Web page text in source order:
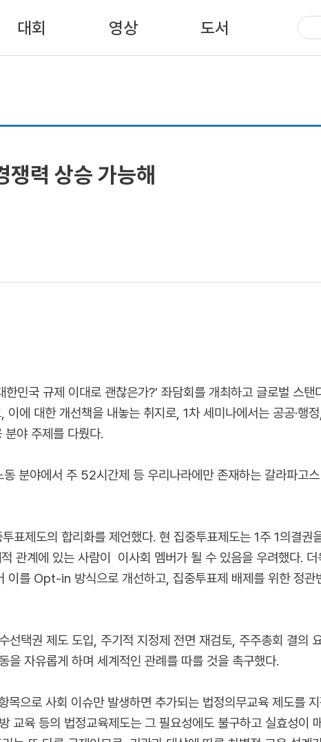
대회 영상 도서
쟁력 상승 가능해
민국 규제 이대로 괜찮은가?' 좌담회를 개최하고 글로벌 스탠
에 대한 개선책을 내놓는 취지로, 1차 세미나에서는 공공·행
야 주제를 다뤘다.
분야에서 주 52시간제 등 우리나라에만 존재하는 갈라파고
표제도의 합리화를 제언했다. 현 집중투표제도는 1주 1의결권
관계에 있는 사람이 이사회 멤버가 될 수 있음을 우려했다.
를 Opt-in 방식으로 개선하고, 집중투표제 배제를 위한 정관
선택권 제도 도입, 주기적 지정제 전면 재검토, 주주총회 결의
을 자유롭게 하며 세계적인 관례를 따를 것을 촉구했다.
목으로 사회 이슈만 발생하면 추가되는 법정의무교육 제도를
육 등의 법정교육제도는 그 필요성에도 불구하고 실효성이